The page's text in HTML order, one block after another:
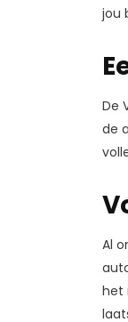
jou
De
de
Al
het